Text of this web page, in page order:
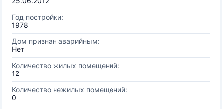
Год постройки:
1978
Дом признан аварийным:
Нет
Количество жилых помещений:
12
Количество нежилых помещений:
0